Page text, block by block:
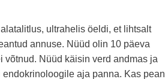
ultrahelis öeldi, et lihtsalt
annuse. Nüüd olin 10 päeva
Nüüd käisin verd andmas ja
aja panna. Kas pean